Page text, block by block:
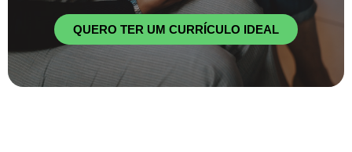
QUERO TER UM CURRÍCULO IDEAL